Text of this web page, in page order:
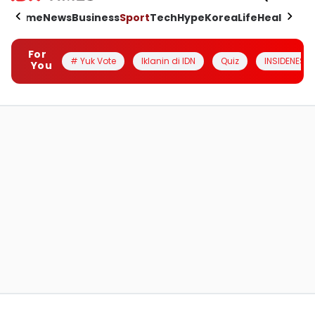
HomeNewsBusinessSportTechHypeKoreaLifeHealth
For
You
# Yuk Vote Iklanin di IDN Quiz INSIDENESIA